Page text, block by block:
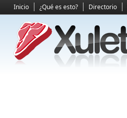
Inicio ¿Qué es esto? Directorio